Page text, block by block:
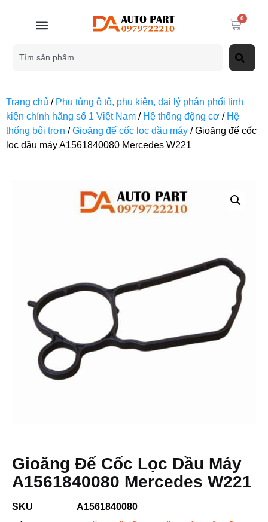
0
Trang chủ / Phụ tùng ô tô, phụ kiện, đại lý phân phối linh
kiện chính hãng số 1 Việt Nam / Hệ thống động cơ / Hệ
thống bôi trơn /Gioăng đế cốc lọc dầu máy / Gioăng đế cốc
lọc dầu máy A1561840080 Mercedes W221
Gioăng Đế Cốc Lọc Dầu Máy
A1561840080 Mercedes W221
SKU
A1561840080